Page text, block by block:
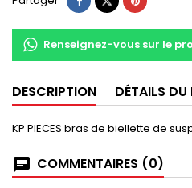
Renseignez-vous sur le
DESCRIPTION DÉTAILS DU
KP PIECES bras de biellette de
COMMENTAIRES (0)